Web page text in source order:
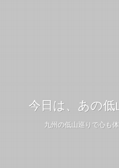
今日は、あの
九州の低山巡りで心も